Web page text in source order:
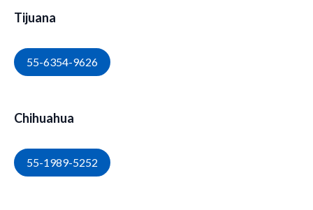
Tijuana
55-6354-9626
Chihuahua
55-1989-5252